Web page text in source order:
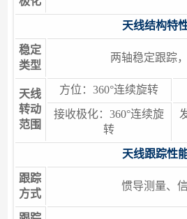
天线结构特
稳定
类型
两轴稳定跟踪
天线
转动
范围
方位：360°连续旋转
接收极化：360°连续旋
转
天线跟踪性
跟踪
方式
惯导测量、